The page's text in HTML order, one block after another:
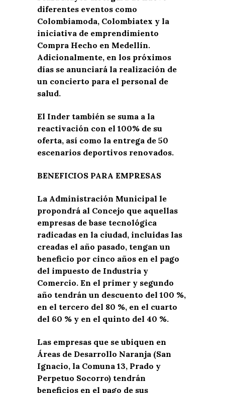
diferentes eventos como
Colombiamoda, Colombiatex y la
iniciativa de emprendimiento
Compra Hecho en Medellín.
Adicionalmente, en los próximos
días se anunciará la realización de
un concierto para el personal de
salud.
El Inder también se suma a la
reactivación con el 100% de su
oferta, así como la entrega de 50
escenarios deportivos renovados.
BENEFICIOS PARA EMPRESAS
La Administración Municipal le
propondrá al Concejo que aquellas
empresas de base tecnológica
radicadas en la ciudad, incluidas las
creadas el año pasado, tengan un
beneficio por cinco años en el pago
del impuesto de Industria y
Comercio. En el primer y segundo
año tendrán un descuento del 100 %,
en el tercero del 80 %, en el cuarto
del 60 % y en el quinto del 40 %.
Las empresas que se ubiquen en
Áreas de Desarrollo Naranja (San
Ignacio, la Comuna 13, Prado y
Perpetuo Socorro) tendrán
beneficios en el pago de sus